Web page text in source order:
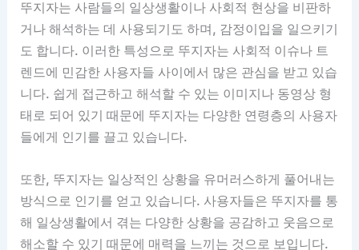
뚜지자는 사람들의 일상생활이나 사회적 현상을 비판하
거나 해석하는 데 사용되기도 하며, 감정이입을 일으키기
도 합니다. 이러한 특성으로 뚜지자는 사회적 이슈나 트
렌드에 민감한 사용자들 사이에서 많은 관심을 받고 있습
니다. 쉽게 접근하고 해석할 수 있는 이미지나 동영상 형
태로 되어 있기 때문에 뚜지자는 다양한 연령층의 사용자
들에게 인기를 끌고 있습니다.
또한, 뚜지자는 일상적인 상황을 유머러스하게 풀어내는
방식으로 인기를 얻고 있습니다. 사용자들은 뚜지자를 통
해 일상생활에서 겪는 다양한 상황을 공감하고 웃음으로
해소할 수 있기 때문에 매력을 느끼는 것으로 보입니다.